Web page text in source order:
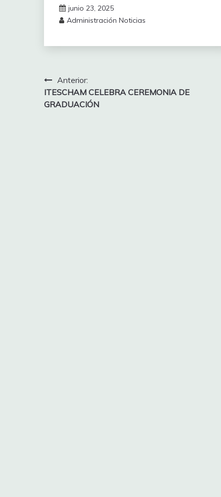
junio 23, 2025
Administración Noticias
Navegación
de
Anterior:
ITESCHAM CELEBRA CEREMONIA DE
GRADUACIÓN